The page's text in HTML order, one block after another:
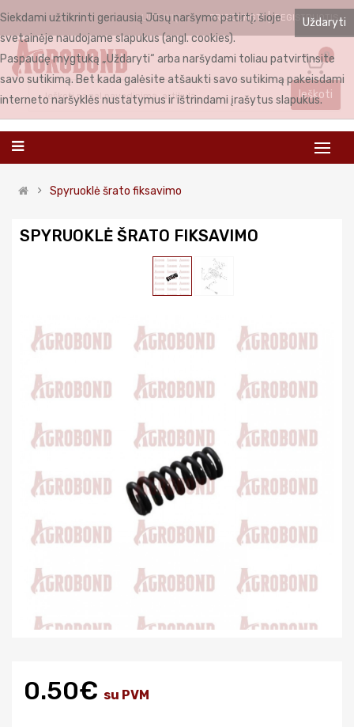
LIETUVIŲ PRISIJUNGTI REGISTRUOTIS
0
Ieškoti
Spyruoklė šrato fiksavimo
SPYRUOKLĖ ŠRATO FIKSAVIMO
0.50€ su PVM
Uždaryti
Siekdami užtikrinti geriausią Jūsų naršymo patirtį, šioje
svetainėje naudojame slapukus (angl. cookies).
Paspaudę mygtuką „Uždaryti“ arba naršydami toliau patvirtinsite
savo sutikimą. Bet kada galėsite atšaukti savo sutikimą pakeisdami
interneto naršyklės nustatymus ir ištrindami įrašytus slapukus.